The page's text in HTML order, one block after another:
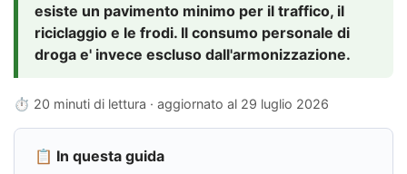
esiste un pavimento minimo per il traffico, il
riciclaggio e le frodi. Il consumo personale di
droga e' invece escluso dall'armonizzazione.
⏱ 20 minuti di lettura · aggiornato al 29 luglio 2026
📋 In questa guida